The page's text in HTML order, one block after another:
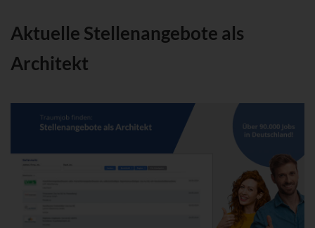
Aktuelle Stellenangebote als
Architekt